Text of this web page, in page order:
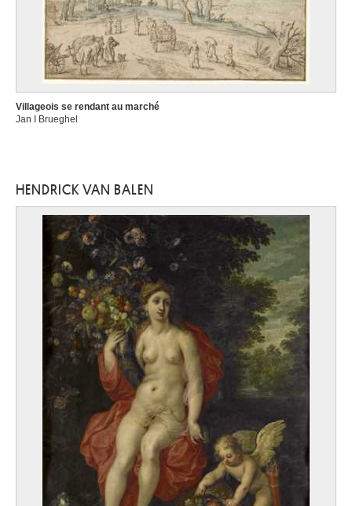
Villageois se rendant au marché
Jan I Brueghel
HENDRICK VAN BALEN